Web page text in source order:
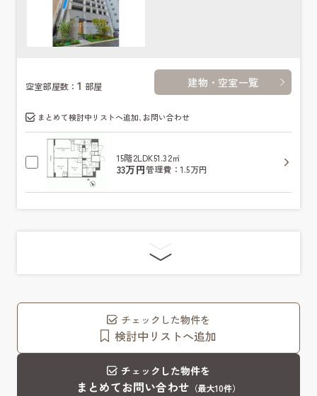
空室部屋数：1 部屋 建物・空室一覧
まとめて検討中リストへ追加､お問い合わせ
15階2LDK51.32㎡
33万円管理費：1.5万円
チェックした物件を
検討中リストへ追加
チェックした物件を
まとめてお問い合わせ （最大10件）